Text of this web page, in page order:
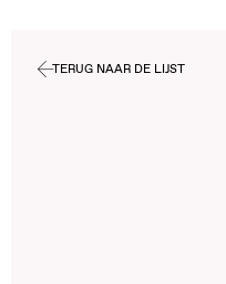
TERUG NAAR DE LIJST